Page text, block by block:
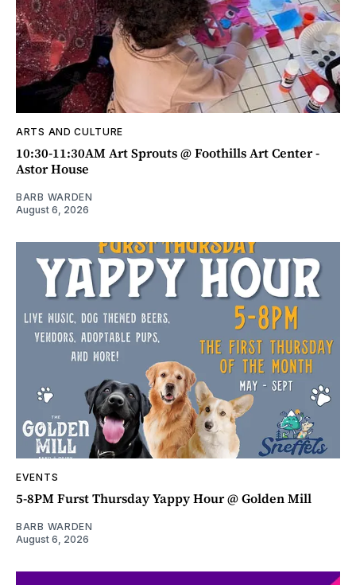
ARTS AND CULTURE
10:30-11:30AM Art Sprouts @ Foothills Art Center -
Astor House
BARB WARDEN
August 6, 2026
EVENTS
5-8PM Furst Thursday Yappy Hour @ Golden Mill
BARB WARDEN
August 6, 2026